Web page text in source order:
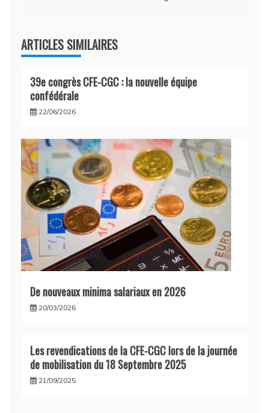
ARTICLES SIMILAIRES
39e congrès CFE-CGC : la nouvelle équipe
confédérale
22/06/2026
De nouveaux minima salariaux en 2026
20/03/2026
Les revendications de la CFE-CGC lors de la journée
de mobilisation du 18 Septembre 2025
21/09/2025